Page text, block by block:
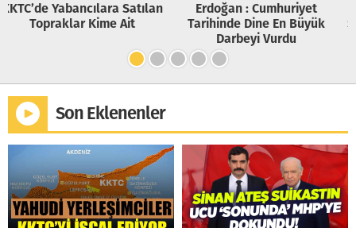
Erdoğan : Cumhuriyet
Tarihinde Dine En Büyük
2023 Haziranı 3.Dünya
Savaşı’nın Tırmanma Noktası
Son Eklenenler